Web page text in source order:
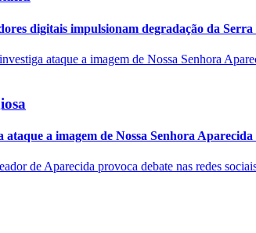
digitais impulsionam degradação da
a imagem de Nossa Senhora Aparecida